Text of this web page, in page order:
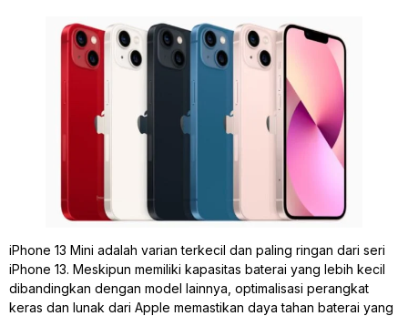
iPhone 13 Mini adalah varian terkecil dan paling ringan dari seri
iPhone 13. Meskipun memiliki kapasitas baterai yang lebih kecil
dibandingkan dengan model lainnya, optimalisasi perangkat
keras dan lunak dari Apple memastikan daya tahan baterai yang